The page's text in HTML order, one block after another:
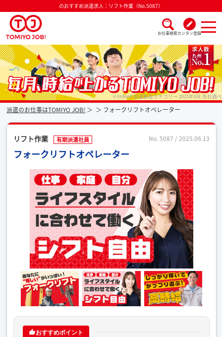
のおすすめ派遣求人：リフト作業（No.5087）
お仕事検索カンタン登録
派遣なら毎月時給が上がるトミヨジョブ ※Indeed 派遣製造カテゴリー 2025年8月 自社調べ
派遣のお仕事はTOMIYO JOB! フォークリフトオペレーター
リフト作業 有期派遣社員 No. 5087 / 2025.06.13
フォークリフトオペレーター
おすすめポイント